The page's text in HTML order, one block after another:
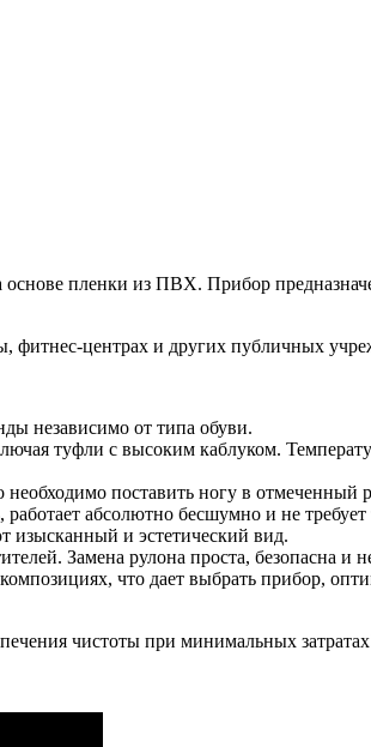
основе пленки из ПВХ. Прибор
фитнес-центрах и других публичных
независимо от типа обуви.
туфли с высоким каблуком.
поставить ногу в отмеченный
абсолютно бесшумно и не
и эстетический вид.
Замена рулона проста, безопасна и
что дает выбрать прибор,
чистоты при минимальных